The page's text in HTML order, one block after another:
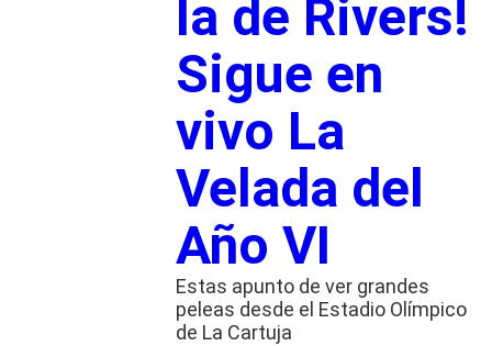
la de Rivers!
Sigue en
vivo La
Velada del
Año VI
Estas apunto de ver grandes
peleas desde el Estadio Olímpico
de La Cartuja